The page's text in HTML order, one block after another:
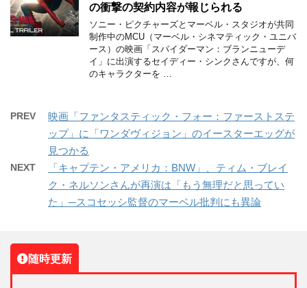
の衝撃の契約内容が報じられる
ソニー・ピクチャーズとマーベル・スタジオが共同
制作中のMCU（マーベル・シネマティック・ユニバ
ース）の映画「スパイダーマン：ブランニューデ
イ」に出演するセイディー・シンクさんですが、何
のキャラクターを …
PREV
映画「ファンタスティック・フォー：ファーストステ
ップ」に「ワンダヴィジョン」のイースターエッグが
見つかる
NEXT
「キャプテン・アメリカ：BNW」、ティム・ブレイ
ク・ネルソンさんが再演は「もう無理だと思ってい
た」─スコセッシ監督のマーベル批判にも異論
随時更新